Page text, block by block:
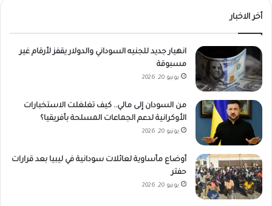
أخر الاخبار
انهيار جديد للجنيه السوداني والدولار يقفز لأرقام غير
مسبوقة
يونيو 20, 2026
من السودان إلى مالي.. كيف تغلغلت الاستخبارات
الأوكرانية لدعم الجماعات المسلحة بأفريقيا؟
يونيو 20, 2026
أوضاع مأساوية لعائلات سودانية في ليبيا بعد قرارات
حفتر
يونيو 20, 2026